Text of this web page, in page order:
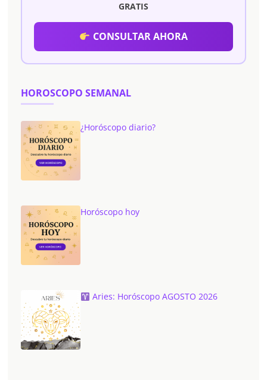
GRATIS
CONSULTAR AHORA
HOROSCOPO SEMANAL
¿Horóscopo diario?
Horóscopo hoy
Aries: Horóscopo AGOSTO 2026